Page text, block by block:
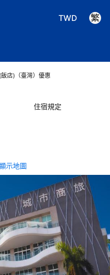
TWD
店)（臺灣）優惠
住宿規定
示地圖